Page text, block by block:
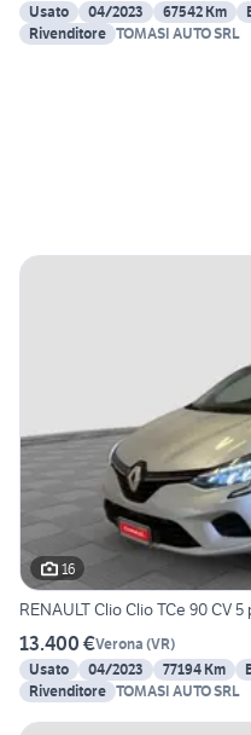
Usato
04/2023 67542 Km
Rivenditore TOMASI AUTO SRL
16
RENAULT Clio Clio TCe 90 CV
13.400 €Verona (VR)
Usato
04/2023 77194 Km
Rivenditore TOMASI AUTO SRL